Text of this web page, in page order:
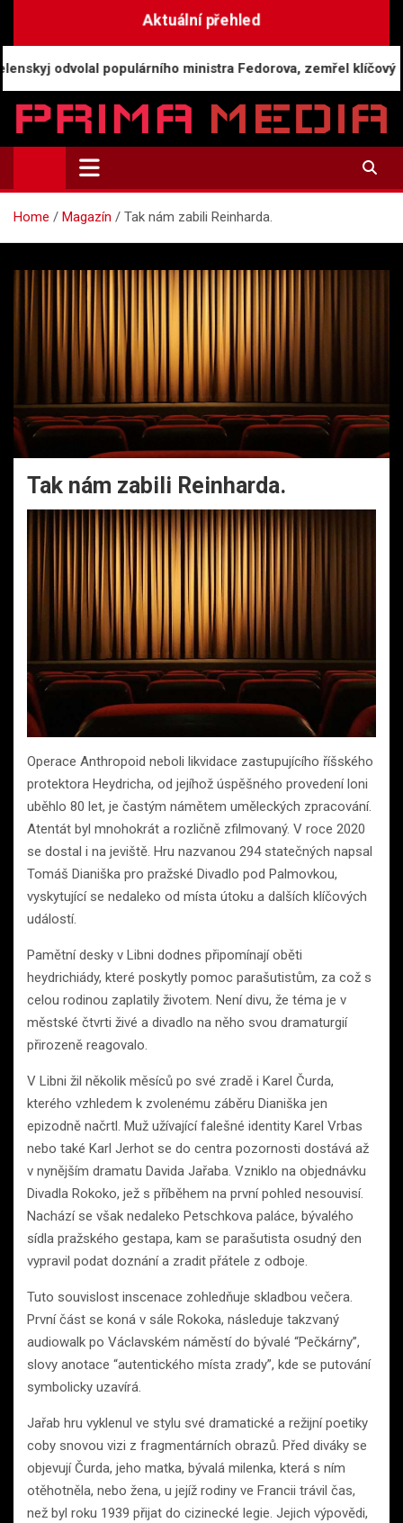
Aktuální přehled
populárního ministra Fedorova, zemřel klíčový svědek
Prima-Media.cz
Informace a aktuality | Zpravodajství
Home Magazín Tak nám zabili Reinharda.
Tak nám zabili Reinharda.
Operace Anthropoid neboli likvidace zastupujícího říšského
protektora Heydricha, od jejíhož úspěšného provedení loni
uběhlo 80 let, je častým námětem uměleckých zpracování.
Atentát byl mnohokrát a rozličně zfilmovaný. V roce 2020
se dostal i na jeviště. Hru nazvanou 294 statečných napsal
Tomáš Dianiška pro pražské Divadlo pod Palmovkou,
vyskytující se nedaleko od místa útoku a dalších klíčových
událostí.
Pamětní desky v Libni dodnes připomínají oběti
heydrichiády, které poskytly pomoc parašutistům, za což s
celou rodinou zaplatily životem. Není divu, že téma je v
městské čtvrti živé a divadlo na něho svou dramaturgií
přirozeně reagovalo.
V Libni žil několik měsíců po své zradě i Karel Čurda,
kterého vzhledem k zvolenému záběru Dianiška jen
epizodně načrtl. Muž užívající falešné identity Karel Vrbas
nebo také Karl Jerhot se do centra pozornosti dostává až
v nynějším dramatu Davida Jařaba. Vzniklo na objednávku
Divadla Rokoko, jež s příběhem na první pohled nesouvisí.
Nachází se však nedaleko Petschkova paláce, bývalého
sídla pražského gestapa, kam se parašutista osudný den
vypravil podat doznání a zradit přátele z odboje.
Tuto souvislost inscenace zohledňuje skladbou večera.
První část se koná v sále Rokoka, následuje takzvaný
audiowalk po Václavském náměstí do bývalé “Pečkárny”,
slovy anotace “autentického místa zrady”, kde se putování
symbolicky uzavírá.
Jařab hru vyklenul ve stylu své dramatické a režijní poetiky
coby snovou vizi z fragmentárních obrazů. Před diváky se
objevují Čurda, jeho matka, bývalá milenka, která s ním
otěhotněla, nebo žena, u jejíž rodiny ve Francii trávil čas,
než byl roku 1939 přijat do cizinecké legie. Jejich výpovědi,